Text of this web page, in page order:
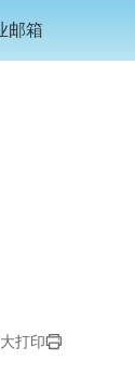
邮箱
打印